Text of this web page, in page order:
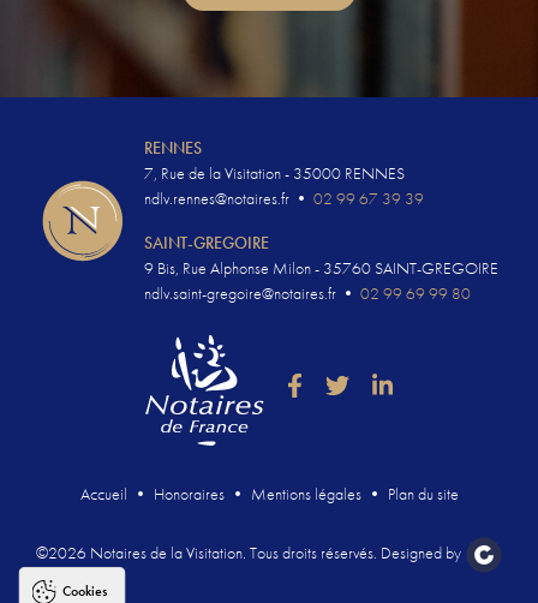
RENNES
7, Rue de la Visitation - 35000 RENNES
ndlv.rennes@notaires.fr• 02 99 67 39 39
SAINT-GREGOIRE
9 Bis, Rue Alphonse Milon - 35760 SAINT-GREGOIRE
ndlv.saint-gregoire@notaires.fr• 02 99 69 99 80
Accueil Honoraires Mentions légales Plan du site
©2026 Notaires de la Visitation. Tous droits réservés. Designed by
Cookies